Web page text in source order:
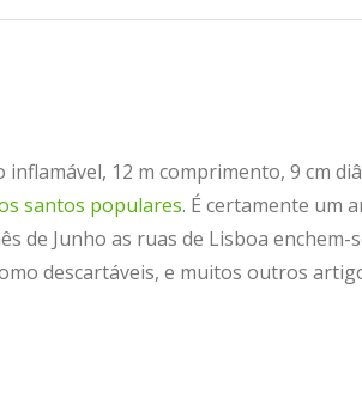
inflamável, 12 m comprimento, 9 cm
santos populares. É certamente um
Junho as ruas de Lisboa enchem-
descartáveis, e muitos outros